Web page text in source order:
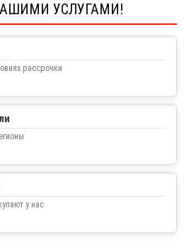
УСЛУГАМИ!
рассрочки
у нас